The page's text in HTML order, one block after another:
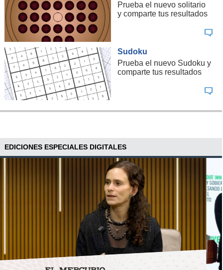
Prueba el nuevo solitario
y comparte tus resultados
Sudoku
Prueba el nuevo Sudoku y
comparte tus resultados
EDICIONES ESPECIALES DIGITALES